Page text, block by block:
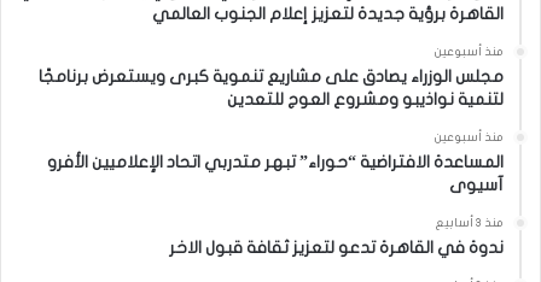
القاهرة برؤية جديدة لتعزيز إعلام الجنوب العالمي
منذ أسبوعين
مجلس الوزراء يصادق على مشاريع تنموية كبرى ويستعرض برنامجًا
لتنمية نواذيبو ومشروع العوج للتعدين
منذ أسبوعين
المساعدة الافتراضية “حوراء” تبهر متدربي اتحاد الإعلاميين الأفرو
آسيوى
منذ 3 أسابيع
ندوة في القاهرة تدعو لتعزيز ثقافة قبول الاخر